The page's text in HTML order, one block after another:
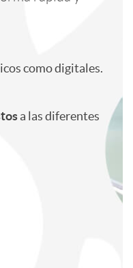
como digitales.
a las diferentes